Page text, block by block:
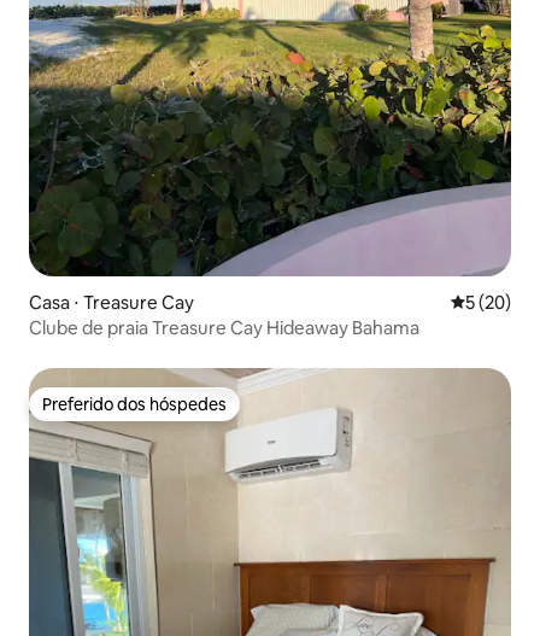
Casa ⋅ Treasure Cay 5 de uma
5 (20)
Clube de praia Treasure Cay Hideaway Bahama
Preferido dos hóspedes
Preferido dos hóspedes